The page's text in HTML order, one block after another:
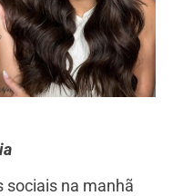
sociais na manhã